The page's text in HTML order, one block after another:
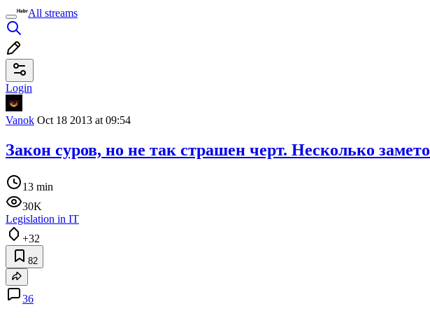
All streams
Login
Vanok Oct 18 2013 at 09:54
Закон суров, но не так страшен черт. Несколько
13 min
30K
Legislation in IT
+32
82
36